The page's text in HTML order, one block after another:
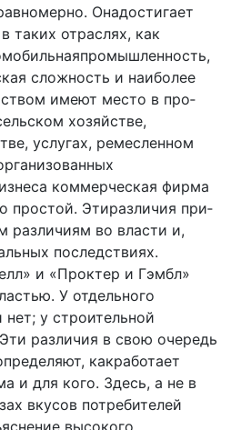
Онадостигает
таких отраслях, как
сложность и наиболее
имеют место в про­
хозяйстве,
услугах, ремесленном
коммерческая фирма
простой. Этиразличия при­
различиям во власти и,
последствиях.
и «Проктер и Гэмбл»
У отдельного
у стро­ительной
различия в свою оче­редь
какработает
и для кого. Здесь, а не в
вкусов потребителей
высокого